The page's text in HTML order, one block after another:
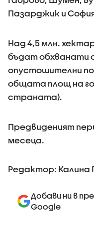
Пазарджик и
Над 4,5 млн.
бъдат обхванати
опустошителни
общата площ на
страната).
Предвиденият
месеца.
Редактор: Калина
Добави ни в
Google